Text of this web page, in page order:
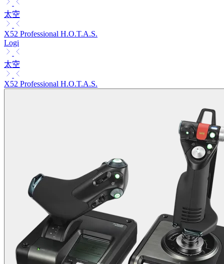
太空
X52 Professional H.O.T.A.S.
Logi
太空
X52 Professional H.O.T.A.S.